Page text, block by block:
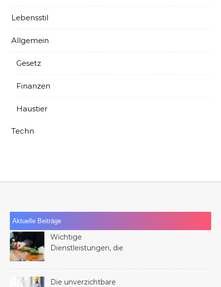
Lebensstil
Allgemein
Gesetz
Finanzen
Haustier
Techn
Aktuelle Beiträge
Wichtige
Dienstleistungen, die
eines Familienmitglieds
helfen können
Die unverzichtbare